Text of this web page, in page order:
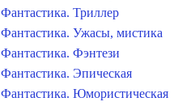
Фантастика. Триллер
Фантастика. Ужасы, мистика
Фантастика. Фэнтези
Фантастика. Эпическая
Фантастика. Юмористическая